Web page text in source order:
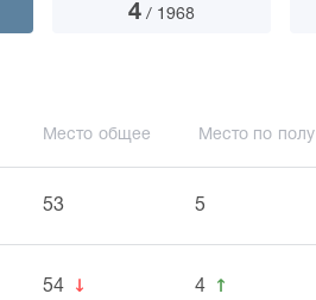
4 / 1968
Место общее Место по полу
53 5
54 ↓ 4 ↑